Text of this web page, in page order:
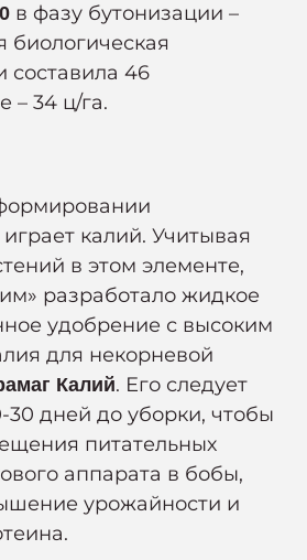
в фазу бутонизации –
биологическая
составила 46
– 34 ц/га.
калий. Учитывая
в этом элементе,
разработало жидкое
удобрение с высоким
для некорневой
Калий. Его следует
30 дней до уборки, чтобы
питательных
аппарата в бобы,
урожайности и